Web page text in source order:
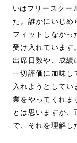
いはフリースクー
た。誰かにいじめ
フィットしなかっ
受け入れています
出席日数や、成績
一切評価に加味し
入れようとしてい
業をやってくれま
とは思いますが、
で、それを理解し